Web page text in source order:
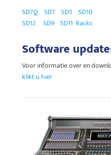
SD7Q SD7 SD5 SD10
SD12
SD9 SD11 Racks
Software
Voor informatie over en
klikt u hier